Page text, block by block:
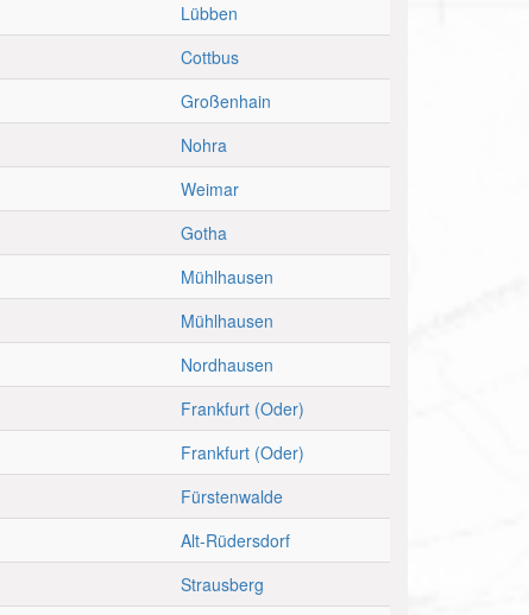
Lübben
Cottbus
Großenhain
Nohra
Weimar
Gotha
Mühlhausen
Mühlhausen
Nordhausen
Frankfurt (Oder)
Frankfurt (Oder)
Fürstenwalde
Alt-Rüdersdorf
Strausberg